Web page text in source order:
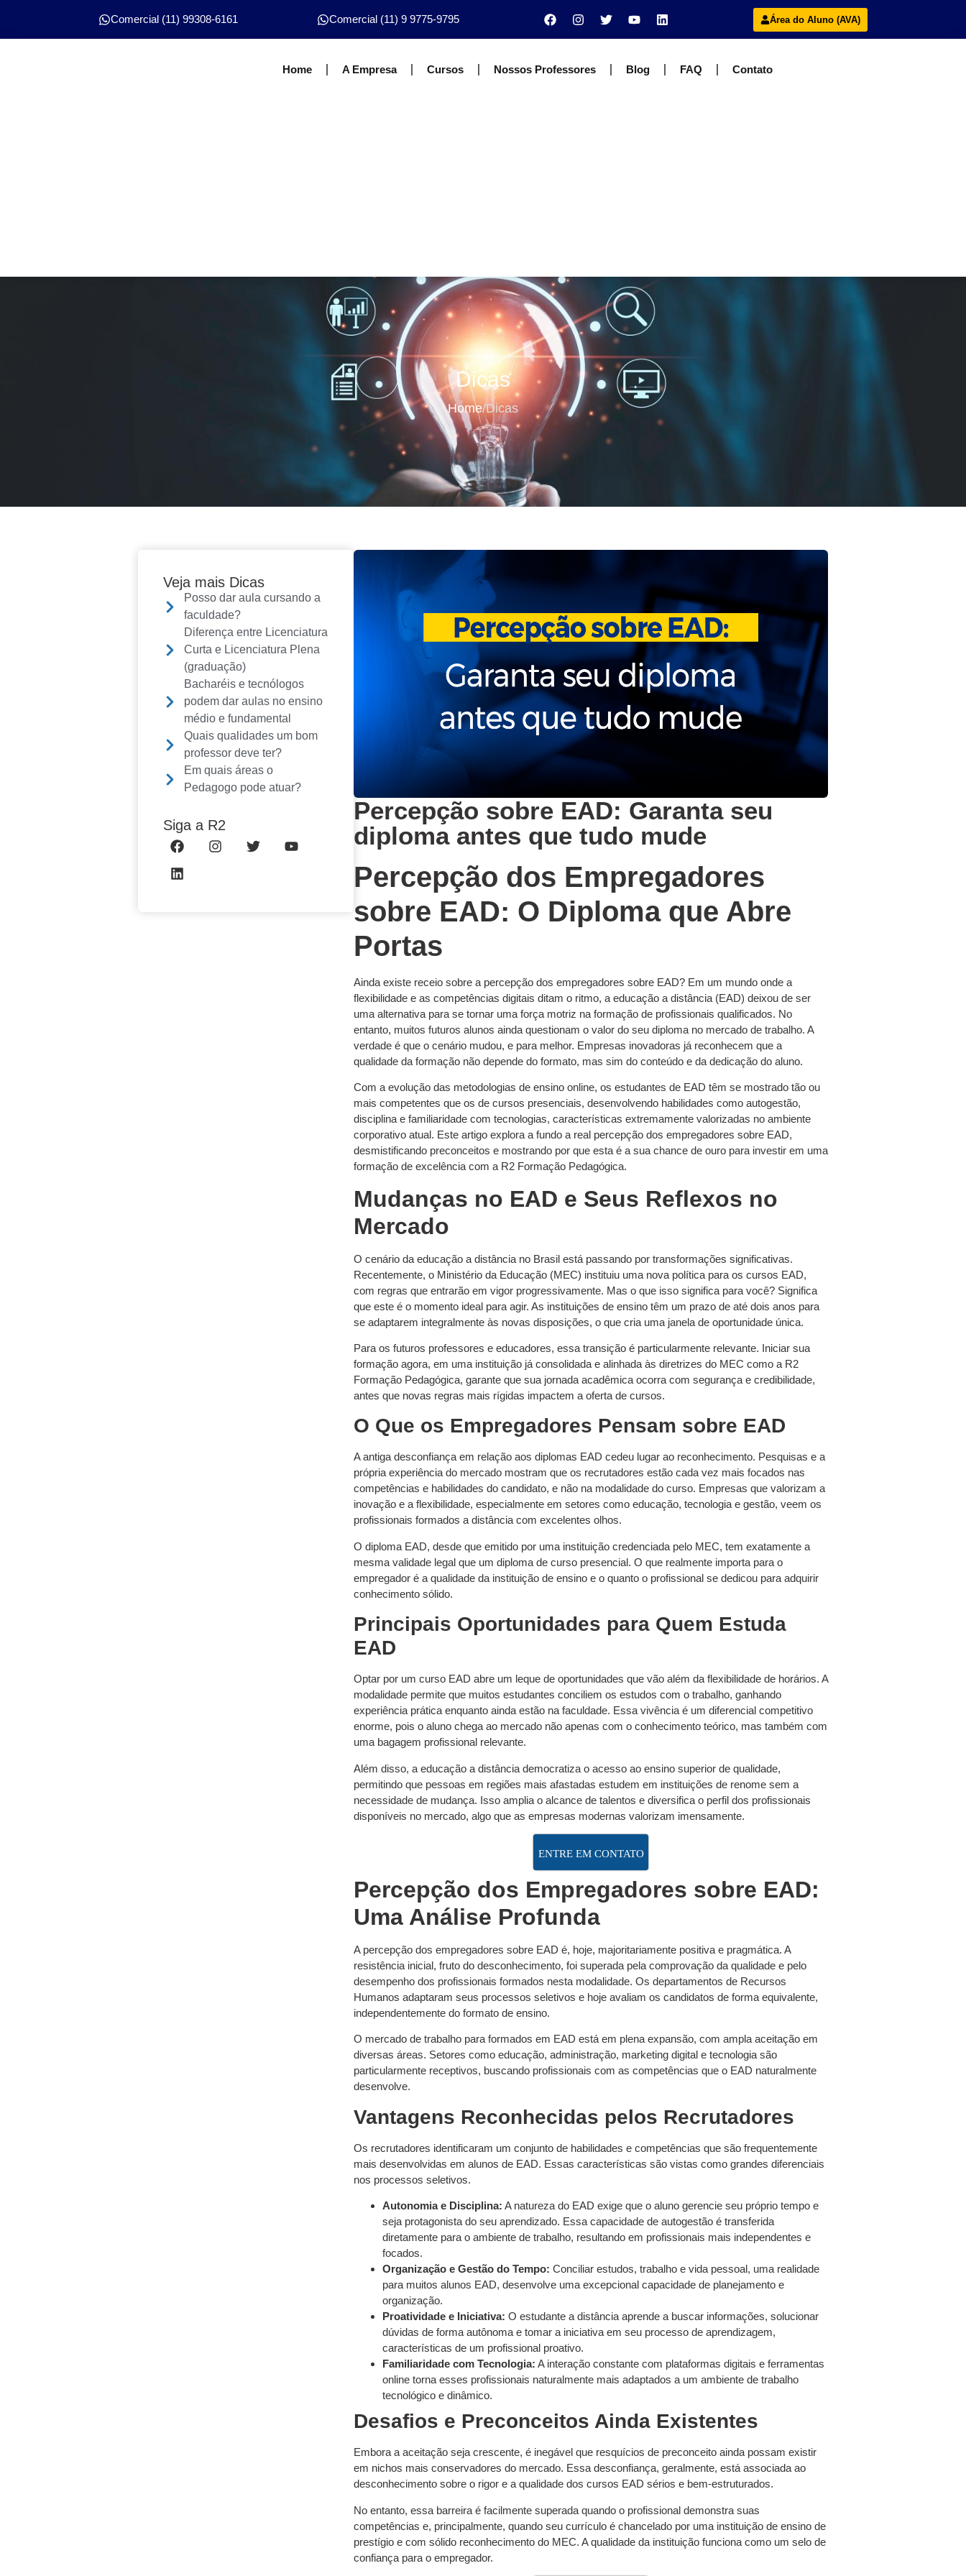
Comercial (11) 99308-6161 Comercial (11) 9 9775-9795 Área do Aluno (AVA)
Home A Empresa Cursos Nossos Professores Blog FAQ Contato
Dicas
Home/Dicas
Veja mais Dicas
Posso dar aula cursando a
faculdade?
Diferença entre Licenciatura
Curta e Licenciatura Plena
(graduação)
Bacharéis e tecnólogos
podem dar aulas no ensino
médio e fundamental
Quais qualidades um bom
professor deve ter?
Em quais áreas o
Pedagogo pode atuar?
Siga a R2
Percepção sobre EAD: Garanta seu
diploma antes que tudo mude
Percepção dos Empregadores
sobre EAD: O Diploma que Abre
Portas
Ainda existe receio sobre a percepção dos empregadores sobre EAD? Em um mundo onde a
flexibilidade e as competências digitais ditam o ritmo, a educação a distância (EAD) deixou de ser
uma alternativa para se tornar uma força motriz na formação de profissionais qualificados. No
entanto, muitos futuros alunos ainda questionam o valor do seu diploma no mercado de trabalho. A
verdade é que o cenário mudou, e para melhor. Empresas inovadoras já reconhecem que a
qualidade da formação não depende do formato, mas sim do conteúdo e da dedicação do aluno.
Com a evolução das metodologias de ensino online, os estudantes de EAD têm se mostrado tão ou
mais competentes que os de cursos presenciais, desenvolvendo habilidades como autogestão,
disciplina e familiaridade com tecnologias, características extremamente valorizadas no ambiente
corporativo atual. Este artigo explora a fundo a real percepção dos empregadores sobre EAD,
desmistificando preconceitos e mostrando por que esta é a sua chance de ouro para investir em uma
formação de excelência com a R2 Formação Pedagógica.
Mudanças no EAD e Seus Reflexos no
Mercado
O cenário da educação a distância no Brasil está passando por transformações significativas.
Recentemente, o Ministério da Educação (MEC) instituiu uma nova política para os cursos EAD,
com regras que entrarão em vigor progressivamente. Mas o que isso significa para você? Significa
que este é o momento ideal para agir. As instituições de ensino têm um prazo de até dois anos para
se adaptarem integralmente às novas disposições, o que cria uma janela de oportunidade única.
Para os futuros professores e educadores, essa transição é particularmente relevante. Iniciar sua
formação agora, em uma instituição já consolidada e alinhada às diretrizes do MEC como a R2
Formação Pedagógica, garante que sua jornada acadêmica ocorra com segurança e credibilidade,
antes que novas regras mais rígidas impactem a oferta de cursos.
O Que os Empregadores Pensam sobre EAD
A antiga desconfiança em relação aos diplomas EAD cedeu lugar ao reconhecimento. Pesquisas e a
própria experiência do mercado mostram que os recrutadores estão cada vez mais focados nas
competências e habilidades do candidato, e não na modalidade do curso. Empresas que valorizam a
inovação e a flexibilidade, especialmente em setores como educação, tecnologia e gestão, veem os
profissionais formados a distância com excelentes olhos.
O diploma EAD, desde que emitido por uma instituição credenciada pelo MEC, tem exatamente a
mesma validade legal que um diploma de curso presencial. O que realmente importa para o
empregador é a qualidade da instituição de ensino e o quanto o profissional se dedicou para adquirir
conhecimento sólido.
Principais Oportunidades para Quem Estuda
EAD
Optar por um curso EAD abre um leque de oportunidades que vão além da flexibilidade de horários. A
modalidade permite que muitos estudantes conciliem os estudos com o trabalho, ganhando
experiência prática enquanto ainda estão na faculdade. Essa vivência é um diferencial competitivo
enorme, pois o aluno chega ao mercado não apenas com o conhecimento teórico, mas também com
uma bagagem profissional relevante.
Além disso, a educação a distância democratiza o acesso ao ensino superior de qualidade,
permitindo que pessoas em regiões mais afastadas estudem em instituições de renome sem a
necessidade de mudança. Isso amplia o alcance de talentos e diversifica o perfil dos profissionais
disponíveis no mercado, algo que as empresas modernas valorizam imensamente.
ENTRE EM CONTATO
Percepção dos Empregadores sobre EAD:
Uma Análise Profunda
A percepção dos empregadores sobre EAD é, hoje, majoritariamente positiva e pragmática. A
resistência inicial, fruto do desconhecimento, foi superada pela comprovação da qualidade e pelo
desempenho dos profissionais formados nesta modalidade. Os departamentos de Recursos
Humanos adaptaram seus processos seletivos e hoje avaliam os candidatos de forma equivalente,
independentemente do formato de ensino.
O mercado de trabalho para formados em EAD está em plena expansão, com ampla aceitação em
diversas áreas. Setores como educação, administração, marketing digital e tecnologia são
particularmente receptivos, buscando profissionais com as competências que o EAD naturalmente
desenvolve.
Vantagens Reconhecidas pelos Recrutadores
Os recrutadores identificaram um conjunto de habilidades e competências que são frequentemente
mais desenvolvidas em alunos de EAD. Essas características são vistas como grandes diferenciais
nos processos seletivos.
Autonomia e Disciplina: A natureza do EAD exige que o aluno gerencie seu próprio tempo e
seja protagonista do seu aprendizado. Essa capacidade de autogestão é transferida
diretamente para o ambiente de trabalho, resultando em profissionais mais independentes e
focados.
Organização e Gestão do Tempo: Conciliar estudos, trabalho e vida pessoal, uma realidade
para muitos alunos EAD, desenvolve uma excepcional capacidade de planejamento e
organização.
Proatividade e Iniciativa: O estudante a distância aprende a buscar informações, solucionar
dúvidas de forma autônoma e tomar a iniciativa em seu processo de aprendizagem,
características de um profissional proativo.
Familiaridade com Tecnologia: A interação constante com plataformas digitais e ferramentas
online torna esses profissionais naturalmente mais adaptados a um ambiente de trabalho
tecnológico e dinâmico.
Desafios e Preconceitos Ainda Existentes
Embora a aceitação seja crescente, é inegável que resquícios de preconceito ainda possam existir
em nichos mais conservadores do mercado. Essa desconfiança, geralmente, está associada ao
desconhecimento sobre o rigor e a qualidade dos cursos EAD sérios e bem-estruturados.
No entanto, essa barreira é facilmente superada quando o profissional demonstra suas
competências e, principalmente, quando seu currículo é chancelado por uma instituição de ensino de
prestígio e com sólido reconhecimento do MEC. A qualidade da instituição funciona como um selo de
confiança para o empregador.